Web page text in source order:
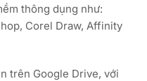
thông dụng như:
Corel Draw, Affinity
trên Google Drive, với